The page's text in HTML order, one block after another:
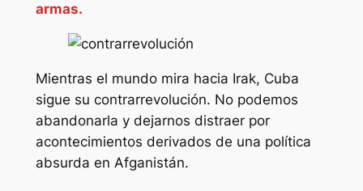
armas.
Mientras el mundo mira hacia Irak, Cuba
sigue su contrarrevolución. No podemos
abandonarla y dejarnos distraer por
acontecimientos derivados de una política
absurda en Afganistán.